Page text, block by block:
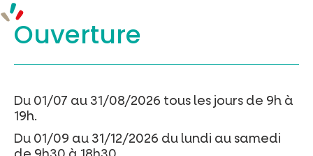
Ouverture
Du 01/07 au 31/08/2026 tous les jours de 9h à
19h.
Du 01/09 au 31/12/2026 du lundi au samedi